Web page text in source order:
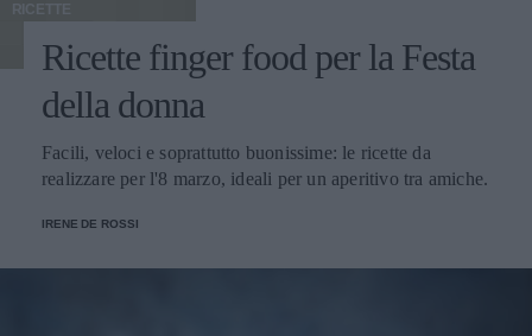
RICETTE
Ricette finger food per la Festa
della donna
Facili, veloci e soprattutto buonissime: le ricette da
realizzare per l'8 marzo, ideali per un aperitivo tra amiche.
IRENE DE ROSSI